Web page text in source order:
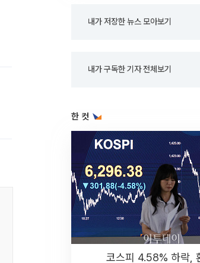
내가 저장한 뉴스 모아보기
내가 구독한 기자 전체보기
한 컷
코스피 4.58% 하락,